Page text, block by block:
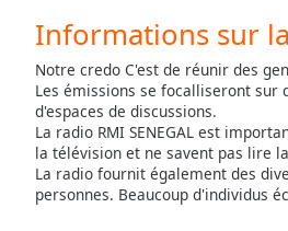
descriptions
off
selected
Subtitles
subtitles
settings
Informations sur
Notre credo C'est de réunir des
Les émissions se focalliseront sur
d'espaces de discussions.
La radio RMI SENEGAL est
la télévision et ne savent pas lire
La radio fournit également des
personnes. Beaucoup d'individus